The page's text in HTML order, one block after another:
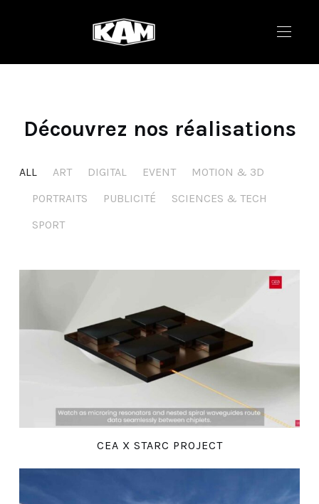
Découvrez nos réalisations
ALL ART DIGITAL EVENT
MOTION & 3D
PORTRAITS
PUBLICITÉ
SCIENCES & TECH
SPORT
CEA X STARC PROJECT